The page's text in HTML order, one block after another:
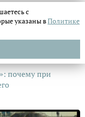
почему при
с
указаны вПолитике